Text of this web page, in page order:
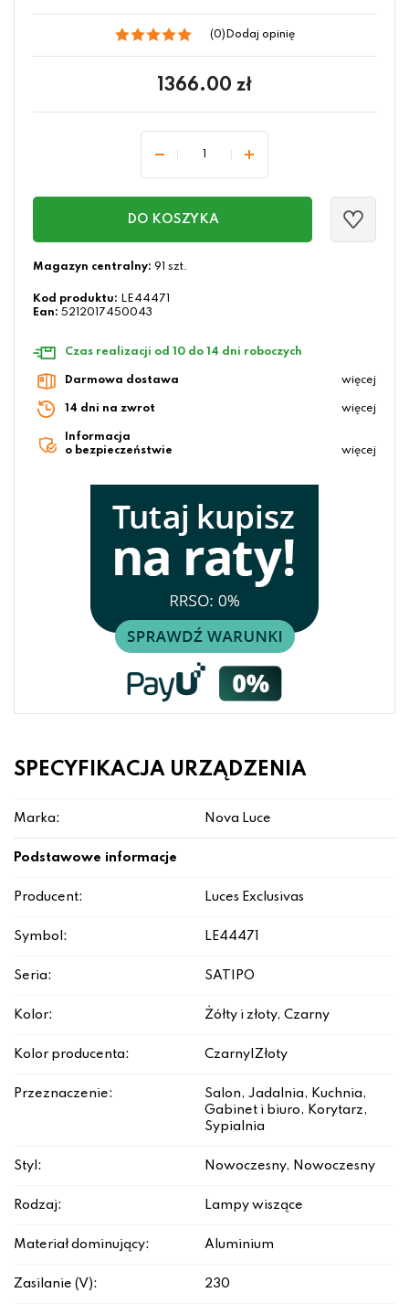
(0) Dodaj opinię
1366.00 zł
DO KOSZYKA
Magazyn centralny: 91 szt.
Kod produktu: LE44471
Ean: 5212017450043
Czas realizacji od 10 do 14 dni roboczych
Darmowa dostawa więcej
14 dni na zwrot więcej
Informacja
o bezpieczeństwie
więcej
SPECYFIKACJA URZĄDZENIA
Marka: Nova Luce
Podstawowe informacje
Producent: Luces Exclusivas
Symbol: LE44471
Seria: SATIPO
Kolor: Żółty i złoty, Czarny
Kolor producenta: Czarny|Złoty
Przeznaczenie:
Salon, Jadalnia, Kuchnia,
Gabinet i biuro, Korytarz,
Sypialnia
Styl: Nowoczesny, Nowoczesny
Rodzaj: Lampy wiszące
Materiał dominujący: Aluminium
Zasilanie (V): 230